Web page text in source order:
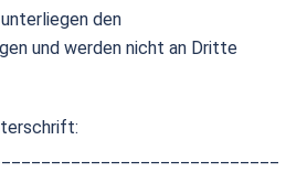
den
und werden nicht an Dritte